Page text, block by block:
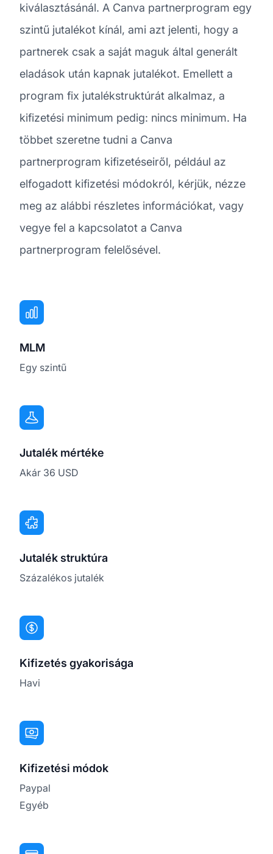
kiválasztásánál. A Canva partnerprogram egy
szintű jutalékot kínál, ami azt jelenti, hogy a
partnerek csak a saját maguk által generált
eladások után kapnak jutalékot. Emellett a
program fix jutalékstruktúrát alkalmaz, a
kifizetési minimum pedig: nincs minimum. Ha
többet szeretne tudni a Canva
partnerprogram kifizetéseiről, például az
elfogadott kifizetési módokról, kérjük, nézze
meg az alábbi részletes információkat, vagy
vegye fel a kapcsolatot a Canva
partnerprogram felelősével.
MLM
Egy szintű
Jutalék mértéke
Akár 36 USD
Jutalék struktúra
Százalékos jutalék
Kifizetés gyakorisága
Havi
Kifizetési módok
Paypal
Egyéb